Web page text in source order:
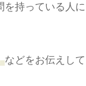
を持っている人に
などをお伝えして